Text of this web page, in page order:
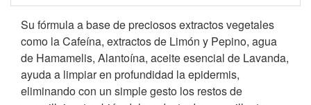
Su fórmula a base de preciosos extractos vegetales
como la Cafeína, extractos de Limón y Pepino, agua
de Hamamelis, Alantoína, aceite esencial de Lavanda,
ayuda a limpiar en profundidad la epidermis,
eliminando con un simple gesto los restos de